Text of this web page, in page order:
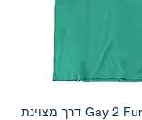
2 Gay 2 Functions דרך מצוינת